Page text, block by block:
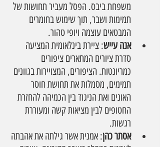
משפחת ביבס. הפסל מעביר תחושות של
תמימות ושבר, תוך שימוש בחומרים
המבטאים עוצמה ויופי טהור.
אנה עייש: ציירת בינלאומית המציעה
סדרת ציורים המתארים ציפורים
כמריונטות. הציפורים, המצויירות בגוונים
תמימים, מסמלות את תחושת חוסר
האונים ואת הניגוד בין הכמיהה להחזרת
החטופים לבין מציאות קשה ומעוררת
רגשות.
אסתר כהן: אמנית אשר גילתה את אהבתה